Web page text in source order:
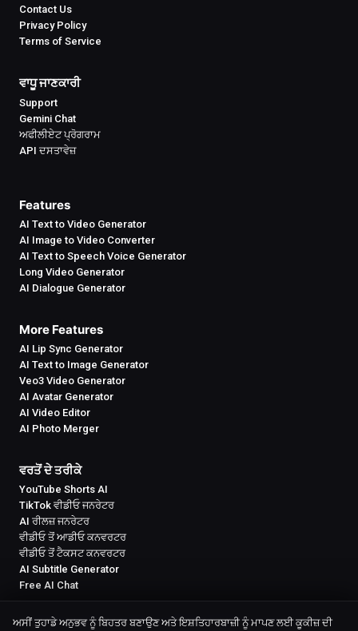
Contact Us
Privacy Policy
Terms of Service
ਵਾਧੂ ਜਾਣਕਾਰੀ
Support
Gemini Chat
ਅਫੀਲੀਏਟ ਪ੍ਰੋਗਰਾਮ
API ਦਸਤਾਵੇਜ਼
Features
AI Text to Video Generator
AI Image to Video Converter
AI Text to Speech Voice Generator
Long Video Generator
AI Dialogue Generator
More Features
AI Lip Sync Generator
AI Text to Image Generator
Veo3 Video Generator
AI Avatar Generator
AI Video Editor
AI Photo Merger
ਵਰਤੋਂ ਦੇ ਤਰੀਕੇ
YouTube Shorts AI
TikTok ਵੀਡੀਓ ਜਨਰੇਟਰ
AI ਰੀਲਜ਼ ਜਨਰੇਟਰ
ਵੀਡੀਓ ਤੋਂ ਆਡੀਓ ਕਨਵਰਟਰ
ਵੀਡੀਓ ਤੋਂ ਟੈਕਸਟ ਕਨਵਰਟਰ
AI Subtitle Generator
Free AI Chat
ਅਸੀਂ ਤੁਹਾਡੇ ਅਨੁਭਵ ਨੂੰ ਬਿਹਤਰ ਬਣਾਉਣ ਅਤੇ ਇਸ਼ਤਿਹਾਰਬਾਜ਼ੀ ਨੂੰ ਮਾਪਣ ਲਈ ਕੂਕੀਜ਼ ਦੀ